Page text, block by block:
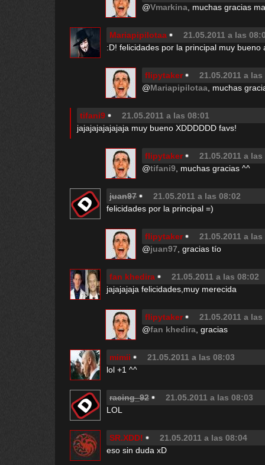
@Vmarkina , muchas gracias
Mariapipilotaa
21.05.2011 a las
:D! felicidades por la principal muy bueno
flipytaker
21.05.2011 a las
@Mariapipilotaa , muchas
tifani9
21.05.2011 a las 08:01
jajajajajajajaja muy bueno XDDDDDD favs!
flipytaker
21.05.2011 a las
@tifani9 , muchas gracias ^^
juan97
21.05.2011 a las 08:02
felicidades por la principal =)
flipytaker
21.05.2011 a las
@juan97 , gracias tío
fan khedira
21.05.2011 a las 08:02
jajajajaja felicidades,muy merecida
flipytaker
21.05.2011 a las
@fan khedira , gracias
mimii
21.05.2011 a las 08:03
lol +1 ^^
racing_92
21.05.2011 a las 08:03
LOL
SR.XDD!
21.05.2011 a las 08:04
eso sin duda xD